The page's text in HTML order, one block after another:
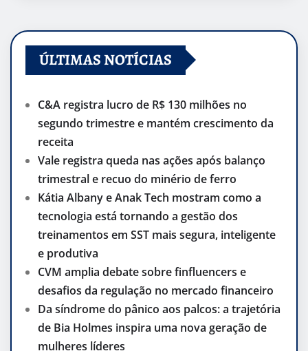
ÚLTIMAS NOTÍCIAS
C&A registra lucro de R$ 130 milhões no
segundo trimestre e mantém crescimento da
receita
Vale registra queda nas ações após balanço
trimestral e recuo do minério de ferro
Kátia Albany e Anak Tech mostram como a
tecnologia está tornando a gestão dos
treinamentos em SST mais segura, inteligente
e produtiva
CVM amplia debate sobre finfluencers e
desafios da regulação no mercado financeiro
Da síndrome do pânico aos palcos: a trajetória
de Bia Holmes inspira uma nova geração de
mulheres líderes